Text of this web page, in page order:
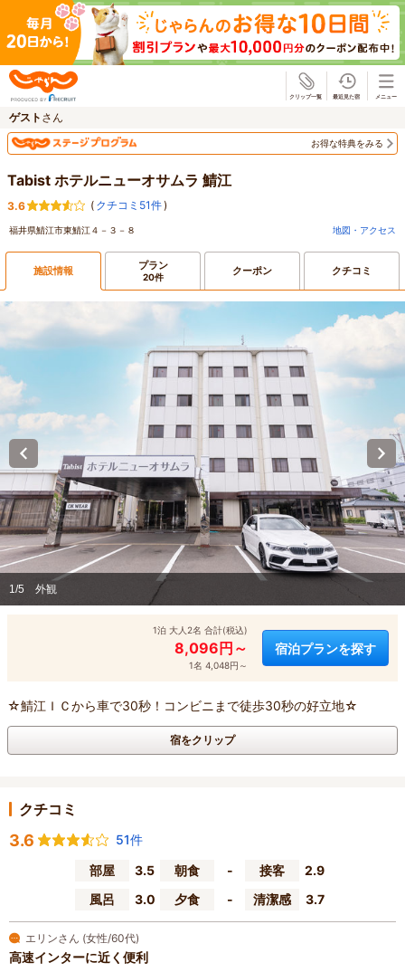
ゲスト さん
お得な特典をみる
Tabist ホテルニューオサムラ 鯖江
3.6 ( クチコミ51件)
福井県鯖江市東鯖江４－３－８ 地図・アクセス
施設情報 プラン
20件 クーポン クチコミ
1/5 外観
1泊 大人2名 合計(税込)
8,096円～
1名 4,048円～
宿泊プランを探す
☆鯖江ＩＣから車で30秒！コンビニまで徒歩30秒の好立地☆
宿をクリップ
クチコミ
3.6
51件
部屋
3.5 朝食 - 接客
2.9
風呂
3.0 夕食 - 清潔感 3.7
エリンさん (女性/60代)
高速インターに近く便利